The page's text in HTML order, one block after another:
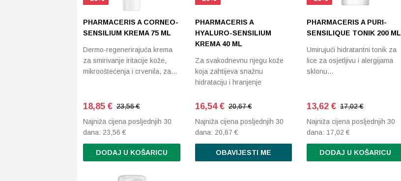
PHARMACERIS A CORNEO-
SENSILIUM KREMA 75 ML
Dermo-regenerirajuća krema
za smirivanje iritacije kože,
mikrooštećenja i crvenila, za…
18,85 € 23,56 €
Najniža cijena posljednjih 30
dana: 23,56 €
DODAJ U KOŠARICU
PHARMACERIS A
HYALURO-SENSILIUM
KREMA 40 ML
Za svakodnevnu njegu kože
koja zahtijeva snažnu
hidrataciju i hranjenje
16,54 € 20,67 €
Najniža cijena posljednjih 30
dana: 20,67 €
OBAVIJESTI ME
PHARMACERIS A PURI-
SENSILIQUE TONIK 200 ML
Umirujući hidratantni tonik za
lice za osjetljivu i alergijama
sklonu…
13,62€ 17,02 €
Najniža cijena posljednjih 30
dana: 17,02€
DODAJ U KOŠARICU